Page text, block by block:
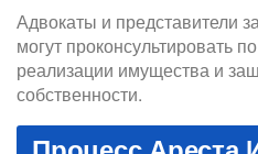
Адвокаты и представители
могут проконсультировать
реализации имущества и
собственности.